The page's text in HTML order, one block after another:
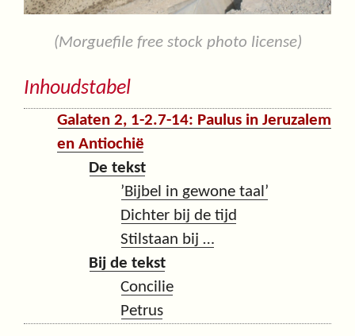
(Morguefile free stock photo license)
Inhoudstabel
Galaten 2, 1-2.7-14: Paulus in Jeruzalem
en Antiochië
De tekst
’Bijbel in gewone taal’
Dichter bij de tijd
Stilstaan bij …
Bij de tekst
Concilie
Petrus